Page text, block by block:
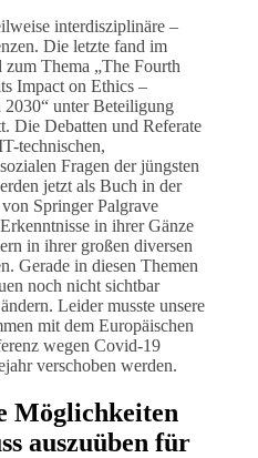
interdisziplinäre –
Die letzte fand im
Thema „The Fourth
Impact on Ethics –
unter Beteiligung
Die Debatten und Referate
technischen,
Fragen der jüngsten
jetzt als Buch in der
von Springer Palgrave
in ihrer Gänze
in ihrer großen diversen
Gerade in diesen Themen
noch nicht sichtbar
Leider musste unsere
mit dem Europäischen
wegen Covid-19
verschoben werden.
Möglichkeiten
auszuüben für